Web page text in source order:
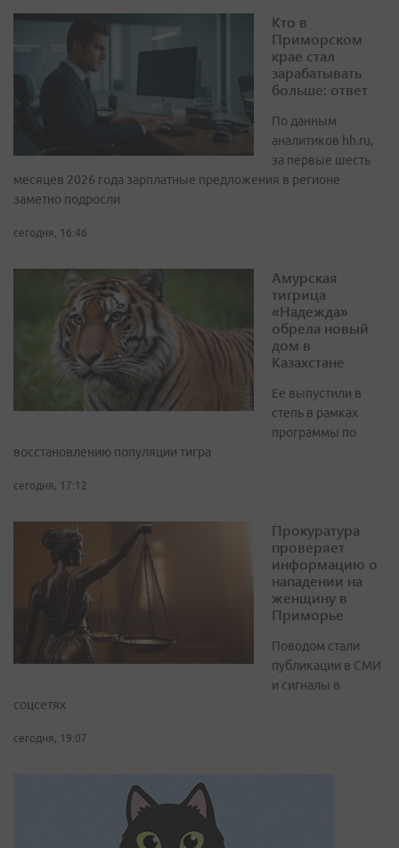
Кто в
Приморском
крае стал
зарабатывать
больше: ответ
По данным
аналитиков hh.ru,
за первые шесть
месяцев 2026 года зарплатные предложения в регионе
заметно подросли
сегодня, 16:46
Амурская
тигрица
«Надежда»
обрела новый
дом в
Казахстане
Ее выпустили в
степь в рамках
программы по
восстановлению популяции тигра
сегодня, 17:12
Прокуратура
проверяет
информацию о
нападении на
женщину в
Приморье
Поводом стали
публикации в СМИ
и сигналы в
соцсетях
сегодня, 19:07